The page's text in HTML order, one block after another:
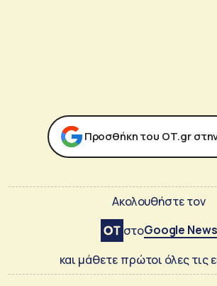
Προσθήκη του ΟΤ.gr
Ακολουθήστε τον
στοGoogle News
και μάθετε πρώτοι όλες τις